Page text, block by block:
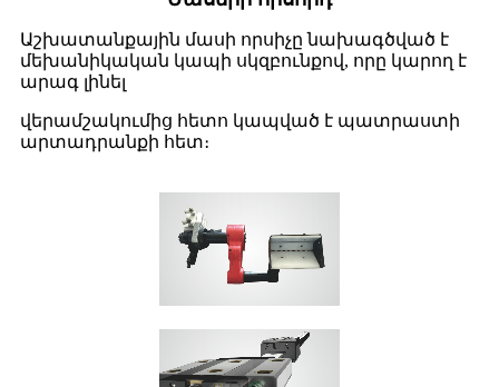
Աշխատանքային մասի որսիչը նախագծված է
մեխանիկական կապի սկզբունքով, որը կարող է
արագ լինել
վերամշակումից հետո կապված է պատրաստի
արտադրանքի հետ։